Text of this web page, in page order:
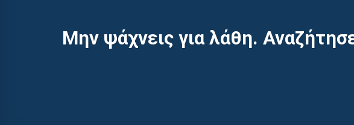
Μην ψάχνεις για λάθη.